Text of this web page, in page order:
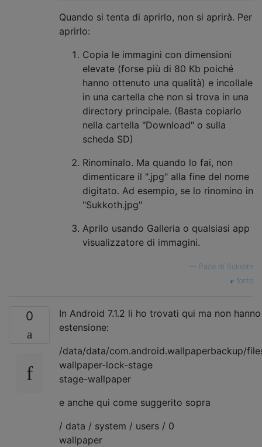
Quando si tenta di aprirlo, non si aprirà. Per
aprirlo:
Copia le immagini con dimensioni
elevate (forse più di 80 Kb poiché
hanno ottenuto una qualità) e incollale
in una cartella che non si trova in una
directory principale. (Basta copiarlo
nella cartella "Download" o sulla
scheda SD)
Rinominalo. Ma quando lo fai, non
dimenticare il ".jpg" alla fine del nome
digitato. Ad esempio, se lo rinomino in
"Sukkoth.jpg"
Aprilo usando Galleria o qualsiasi app
visualizzatore di immagini.
Pace di Sukkoth
fonte
0
In Android 7.1.2 li ho trovati qui ma non hanno
estensione:
/data/data/com.android.wallpaperbackup/
wallpaper-lock-stage
stage-wallpaper
e anche qui come suggerito sopra
/ data / system / users / 0
wallpaper